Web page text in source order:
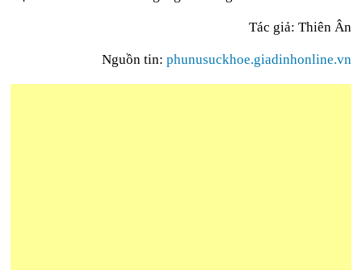
Tác giả: Thiên Ân
Nguồn tin: phunusuckhoe.giadinhonline.vn